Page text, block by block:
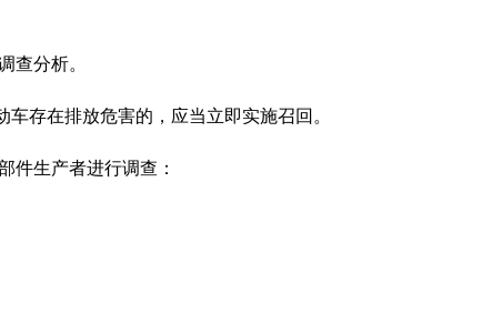
查分析。
存在排放危害的，应当立即实施召回。
件生产者进行调查：